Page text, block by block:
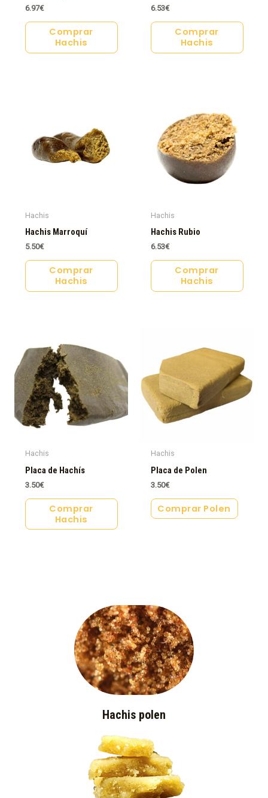
6.97€
Comprar
Hachis
6.53€
Comprar
Hachis
Hachis
Hachis Marroquí
5.50€
Comprar
Hachis
Hachis
Hachis Rubio
6.53€
Comprar
Hachis
Hachis
Placa de Hachís
3.50€
Comprar
Hachis
Hachis
Placa de Polen
3.50€
Comprar Polen
Hachis polen